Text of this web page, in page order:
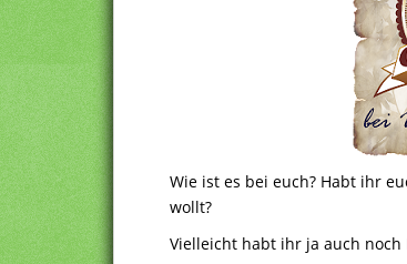
Wie ist es bei euch? Habt ihr
wollt?
Vielleicht habt ihr ja auch